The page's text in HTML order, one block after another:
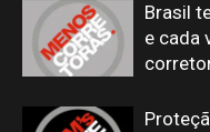
Brasil
e cada